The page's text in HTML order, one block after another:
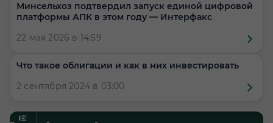
Минсельхоз подтвердил запуск единой цифровой
платформы АПК в этом году — Интерфакс
22 мая 2026 в 14:59
Что такое облигации и как в них инвестировать
2 сентября 2024 в 03:00